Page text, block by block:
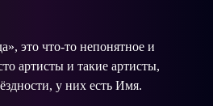
это что-то непонятное и
артисты и такие артисты,
у них есть Имя.